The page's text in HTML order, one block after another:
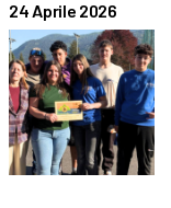
24 Aprile 2026